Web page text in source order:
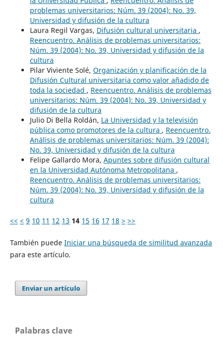
problemas universitarios: Núm. 39 (2004): No. 39,
Universidad y difusión de la cultura
Laura Regil Vargas, Difusión cultural universitaria ,
Reencuentro. Análisis de problemas universitarios:
Núm. 39 (2004): No. 39, Universidad y difusión de la
cultura
Pilar Viviente Solé, Organización y planificación de la
Difusión Cultural universitaria como valor añadido de
toda la sociedad , Reencuentro. Análisis de problemas
universitarios: Núm. 39 (2004): No. 39, Universidad y
difusión de la cultura
Julio Di Bella Roldán, La Universidad y la televisión
pública como promotores de la cultura , Reencuentro.
Análisis de problemas universitarios: Núm. 39 (2004):
No. 39, Universidad y difusión de la cultura
Felipe Gallardo Mora, Apuntes sobre difusión cultural
en la Universidad Autónoma Metropolitana ,
Reencuentro. Análisis de problemas universitarios:
Núm. 39 (2004): No. 39, Universidad y difusión de la
cultura
<< < 9 10 11 12 13 14 15 16 17 18 > >>
También puede Iniciar una búsqueda de similitud avanzada
para este artículo.
Enviar un artículo
Palabras clave